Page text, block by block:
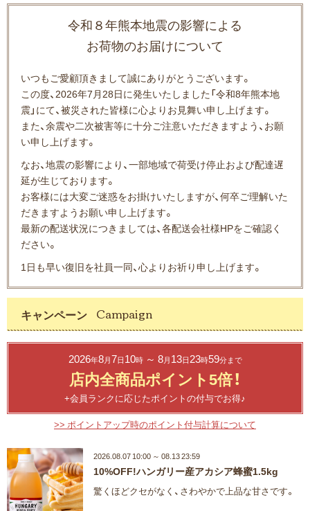
令和８年熊本地震の影響による
お荷物のお届けについて
いつもご愛顧頂きまして誠にありがとうございます。
この度、2026年7月28日に発生いたしました「令和8年熊本地
震」にて、被災された皆様に心よりお見舞い申し上げます。
また、余震や二次被害等に十分ご注意いただきますよう、お願
い申し上げます。
なお、地震の影響により、一部地域で荷受け停止および配達遅
延が生じております。
お客様には大変ご迷惑をお掛けいたしますが、何卒ご理解いた
だきますようお願い申し上げます。
最新の配送状況につきましては、各配送会社様HPをご確認く
ださい。
1日も早い復旧を社員一同、心よりお祈り申し上げます。
キャンペーン
2026年8月7日10時～ 8月13日23時59分まで
店内全商品ポイント5倍！
+会員ランクに応じたポイントの付与でお得♪
>> ポイントアップ時のポイント付与計算について
2026.08.07 10:00 ～ 08.13 23:59
10%OFF!ハンガリー産アカシア蜂蜜1.5kg
驚くほどクセがなく、さわやかで上品な甘さです。